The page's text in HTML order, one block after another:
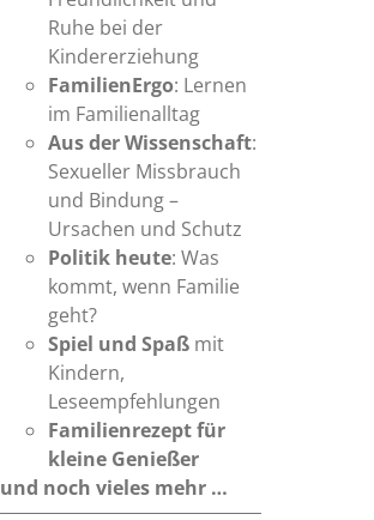
Ruhe bei der
Kindererziehung
FamilienErgo: Lernen
im Familienalltag
Aus der Wissenschaft:
Sexueller Missbrauch
und Bindung –
Ursachen und Schutz
Politik heute: Was
kommt, wenn Familie
geht?
Spiel und Spaß mit
Kindern,
Leseempfehlungen
Familienrezeptfür
kleine Genießer
und noch vieles mehr …